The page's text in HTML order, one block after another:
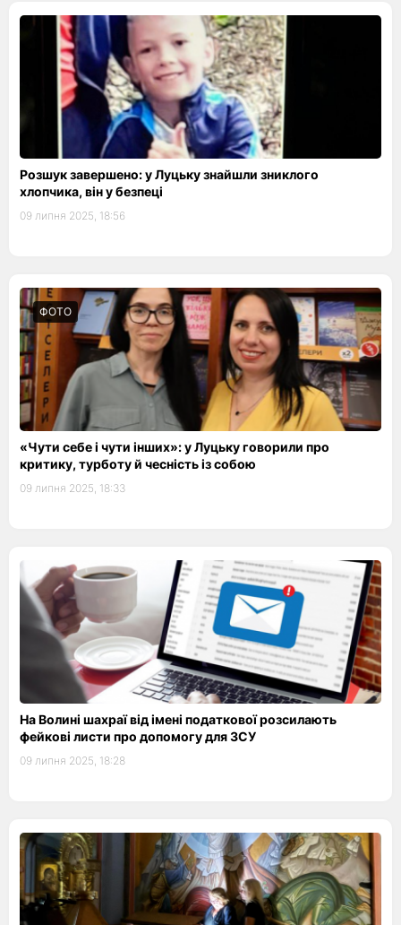
Розшук завершено: у Луцьку знайшли зниклого
хлопчика, він у безпеці
09 липня 2025, 18:56
ФОТО
«Чути себе і чути інших»: у Луцьку говорили про
критику, турботу й чесність із собою
09 липня 2025, 18:33
На Волині шахраї від імені податкової розсилають
фейкові листи про допомогу для ЗСУ
09 липня 2025, 18:28